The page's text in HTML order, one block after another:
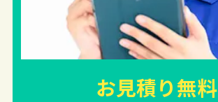
お見積り無料